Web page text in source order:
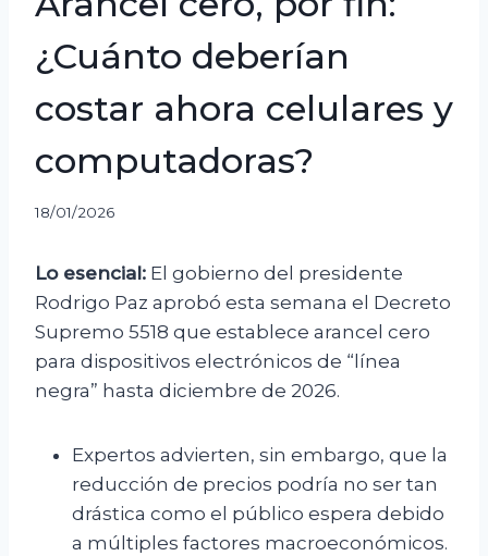
¿Cuánto deberían
costar ahora celulares y
computadoras?
18/01/2026
Lo esencial: El gobierno del presidente
Rodrigo Paz aprobó esta semana el Decreto
Supremo 5518 que establece arancel cero
para dispositivos electrónicos de “línea
negra” hasta diciembre de 2026.
Expertos advierten, sin embargo, que la
reducción de precios podría no ser tan
drástica como el público espera debido
a múltiples factores macroeconómicos.